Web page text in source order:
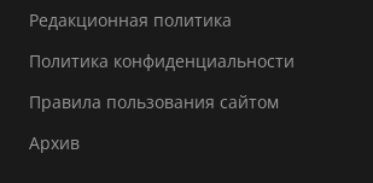
Редакционная политика
Политика конфиденциальности
Правила пользования сайтом
Архив